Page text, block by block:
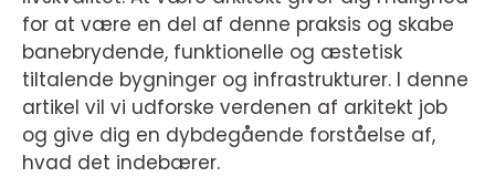
for at være en del af denne praksis og skabe
banebrydende, funktionelle og æstetisk
tiltalende bygninger og infrastrukturer. I denne
artikel vil vi udforske verdenen af arkitekt job
og give dig en dybdegående forståelse af,
hvad det indebærer.